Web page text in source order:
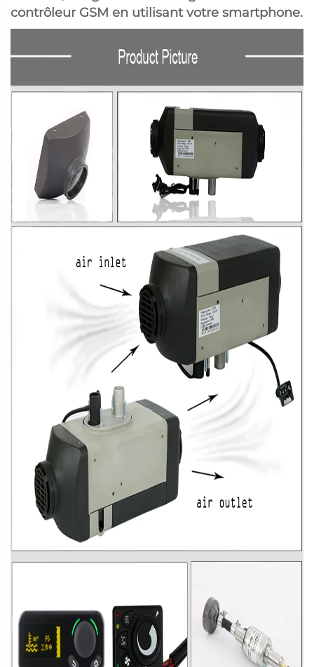
contrôleur GSM en utilisant votre smartphone.